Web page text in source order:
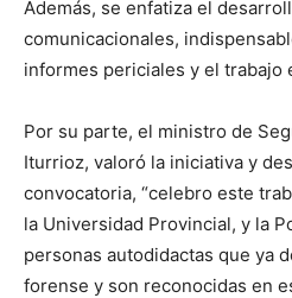
Además, se enfatiza el
comunicacionales,
informes periciales y el trabajo
Por su parte, el ministro de
Iturrioz, valoró la iniciativa y
convocatoria, “celebro este
la Universidad Provincial, y la
personas autodidactas que ya
forense y son reconocidas en